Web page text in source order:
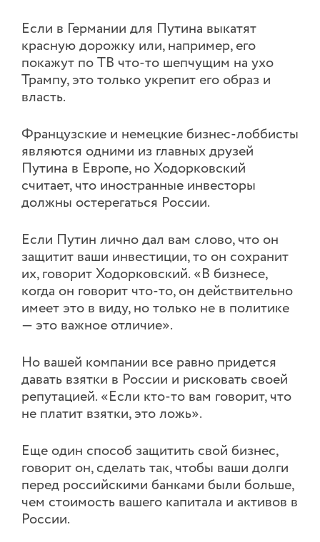
Если в Германии для Путина выкатят
красную дорожку или, например, его
покажут по ТВ что-то шепчущим на ухо
Трампу, это только укрепит его образ и
власть.
Французские и немецкие бизнес-лоббисты
являются одними из главных друзей
Путина в Европе, но Ходорковский
считает, что иностранные инвесторы
должны остерегаться России.
Если Путин лично дал вам слово, что он
защитит ваши инвестиции, то он сохранит
их, говорит Ходорковский. «В бизнесе,
когда он говорит что-то, он действительно
имеет это в виду, но только не в политике
— это важное отличие».
Но вашей компании все равно придется
давать взятки в России и рисковать своей
репутацией. «Если кто-то вам говорит, что
не платит взятки, это ложь».
Еще один способ защитить свой бизнес,
говорит он, сделать так, чтобы ваши долги
перед российскими банками были больше,
чем стоимость вашего капитала и активов в
России.